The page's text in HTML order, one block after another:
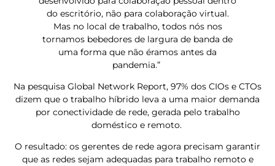
do escritório, não para colaboração virtual.
Mas no local de trabalho, todos nós nos
tornamos bebedores de largura de banda de
uma forma que não éramos antes da
pandemia.”
Na pesquisa Global Network Report, 97% dos CIOs e CTOs
dizem que o trabalho híbrido leva a uma maior demanda
por conectividade de rede, gerada pelo trabalho
doméstico e remoto.
O resultado: os gerentes de rede agora precisam garantir
que as redes sejam adequadas para trabalho remoto e